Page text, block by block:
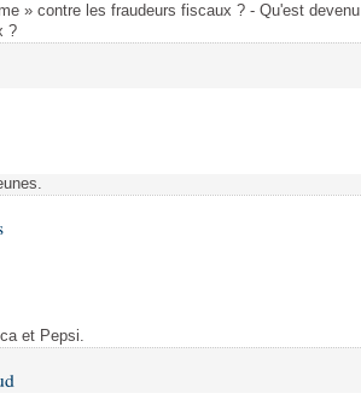
» contre les fraudeurs fiscaux ? - Qu'est devenu
?
et Pepsi.